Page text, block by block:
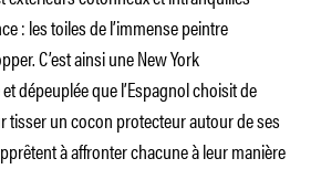
: les toiles de l’immense peintre
C’est ainsi une New York
dépeuplée que l’Espagnol choisit de
tisser un cocon protecteur autour de ses
à affronter chacune à leur manière